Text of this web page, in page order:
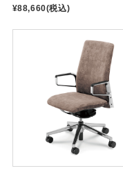
¥88,660(税込)